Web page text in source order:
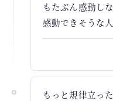
もたぶん感動し
感動できそうな
もっと規律立っ